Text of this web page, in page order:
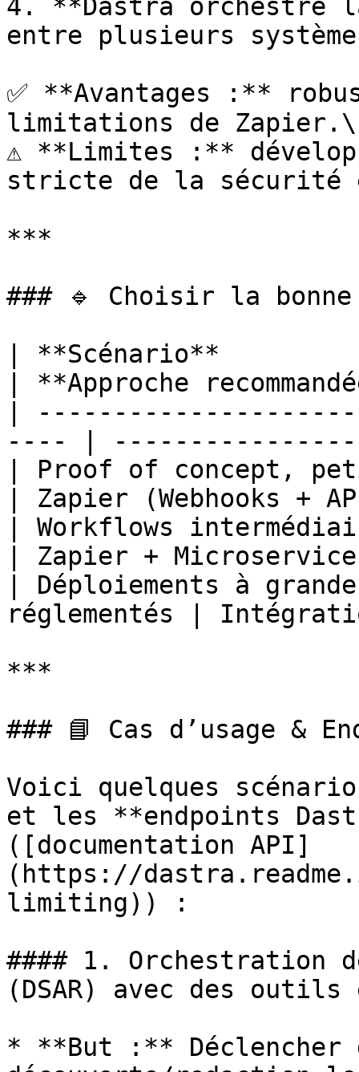
4. **Dastra orchestre
entre plusieurs
✅ **Avantages :**
limitations de Zapier.\
⚠️ **Limites :**
stricte de la sécurité
***
### 🔹 Choisir la bonne
| **Scénario**
| **Approche
|
---- |
| Proof of concept,
| Zapier (Webhooks +
| Workflows
| Zapier +
| Déploiements à
réglementés |
***
### 📘 Cas d’usage &
Voici quelques
et les **endpoints
([documentation API]
(https://
limiting)) :
#### 1. Orchestration
(DSAR) avec des outils
* **But :** Déclencher